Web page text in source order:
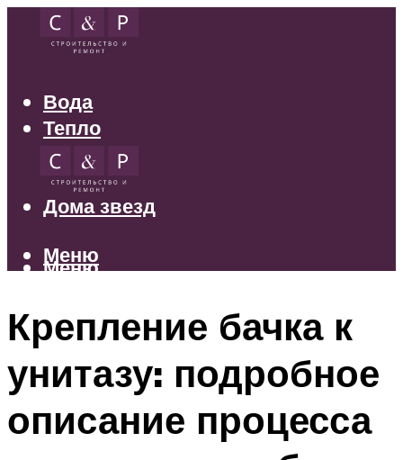
Вода
Тепло
Электрика
Свет
Дома звезд
Меню
Меню
Крепление бачка к
унитазу: подробное
описание процесса